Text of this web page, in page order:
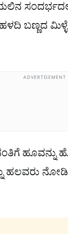
ಬಣ್ಣದ
ADVERTISEMENT
ಹೂವನ್ನು
ಹಲವರು ನೋಡಿ